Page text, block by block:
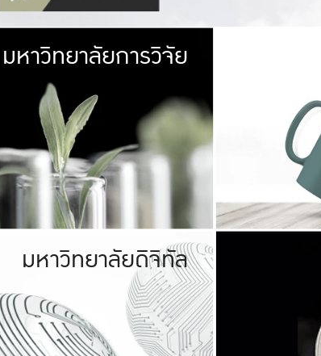
มหาวิทยาลัย
เกษตรศาสตร์ มีพื้นที่เขียวสดใส หนาแน่น
เป็นป่าในเมือง (URBAN FOREST)
เกษตรในเมือง (URBAN AGRICULTURE)
ที่นับรวมกันได้ประมาณ 1,400 ไร่
มหาวิทยาลัยการวิจัย
มหาวิทยาลัยรับผิดชอบต่อสังคม
ร่วมมือกับชุมชน เพื่อความกินดีอยู่ดี
และความสุขอย่างยั่งยืน
มองปัญหาในภาพกว้าง
มหาวิทยาลัยดิจิทัล